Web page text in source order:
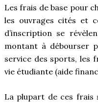
Les frais de base pour
les ouvrages cités et
d’inscription se
montant à débourser
service des sports, les
vie étudiante (aide
La plupart de ces frais